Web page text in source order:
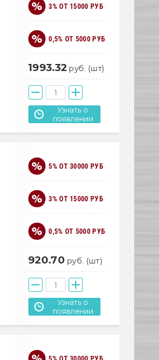
3% ОТ 15000 РУБ
0,5% ОТ 5000 РУБ
1993.32 руб. (шт)
Узнать о
появлении
5% ОТ 30000 РУБ
3% ОТ 15000 РУБ
0,5% ОТ 5000 РУБ
920.70 руб. (шт)
Узнать о
появлении